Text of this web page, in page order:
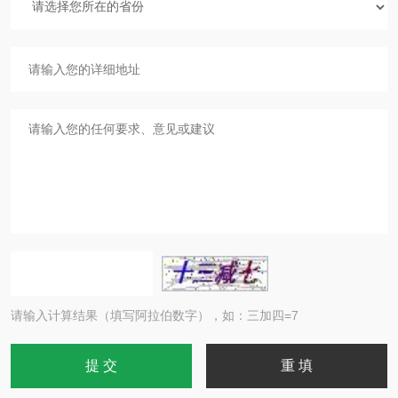
请输入计算结果（填写阿拉伯数字），如：三加四=7